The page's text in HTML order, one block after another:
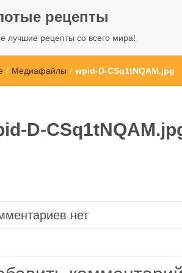
рецепты
лучшие рецепты со всего мира!
/ Медиафайлы / wpid-D-CSq1tNQAM.jpg
D-
нет